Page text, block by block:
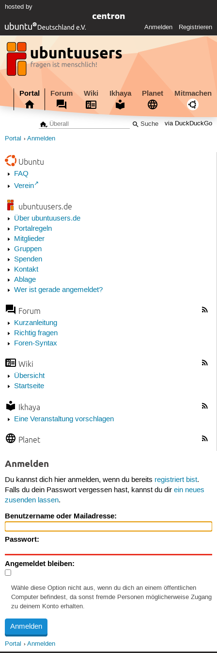
hosted by
Anmelden Registrieren
Portal Forum Wiki Ikhaya Planet Mitmachen
via DuckDuckGo
Portal Anmelden
Ubuntu
FAQ
Verein
ubuntuusers.de
Über ubuntuusers.de
Portalregeln
Mitglieder
Gruppen
Spenden
Kontakt
Ablage
Wer ist gerade angemeldet?
Forum
Kurzanleitung
Richtig fragen
Foren-Syntax
Wiki
Übersicht
Startseite
Ikhaya
Eine Veranstaltung vorschlagen
Planet
Anmelden
Du kannst dich hier anmelden, wenn du bereits registriert bist.
Falls du dein Passwort vergessen hast, kannst du dir ein neues
zusenden lassen.
Benutzername oder Mailadresse:
Passwort:
Angemeldet bleiben:
Wähle diese Option nicht aus, wenn du dich an einem öffentlichen
Computer befindest, da sonst fremde Personen möglicherweise Zugang
zu deinem Konto erhalten.
Portal Anmelden